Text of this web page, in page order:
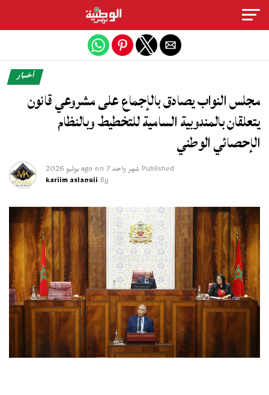
أخبار
مجلس النواب يصادق بالإجماع على مشروعي قانون
يتعلقان بالمندوبية السامية للتخطيط وبالنظام
الإحصائي الوطني
Published شهر واحد ago on 7 يوليو 2026
By
kariim aslaouii
Exit mobile version